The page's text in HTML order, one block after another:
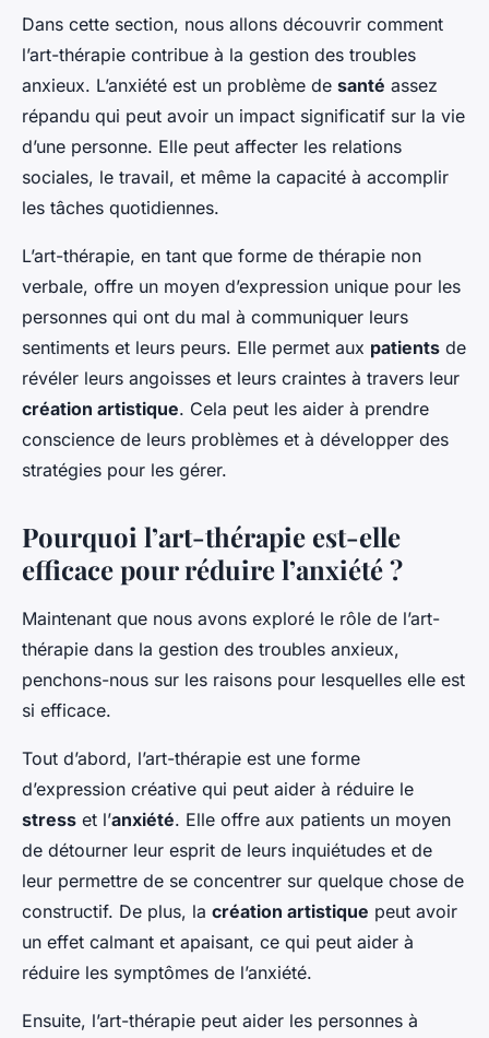
Dans cette section, nous allons découvrir comment
l’art-thérapie contribue à la gestion des troubles
anxieux. L’anxiété est un problème de santé assez
répandu qui peut avoir un impact significatif sur la vie
d’une personne. Elle peut affecter les relations
sociales, le travail, et même la capacité à accomplir
les tâches quotidiennes.
L’art-thérapie, en tant que forme de thérapie non
verbale, offre un moyen d’expression unique pour les
personnes qui ont du mal à communiquer leurs
sentiments et leurs peurs. Elle permet aux patients de
révéler leurs angoisses et leurs craintes à travers leur
création artistique. Cela peut les aider à prendre
conscience de leurs problèmes et à développer des
stratégies pour les gérer.
Pourquoi l’art-thérapie est-elle
efficace pour réduire l’anxiété ?
Maintenant que nous avons exploré le rôle de l’art-
thérapie dans la gestion des troubles anxieux,
penchons-nous sur les raisons pour lesquelles elle est
si efficace.
Tout d’abord, l’art-thérapie est une forme
d’expression créative qui peut aider à réduire le
stress et l’anxiété. Elle offre aux patients un moyen
de détourner leur esprit de leurs inquiétudes et de
leur permettre de se concentrer sur quelque chose de
constructif. De plus, la création artistique peut avoir
un effet calmant et apaisant, ce qui peut aider à
réduire les symptômes de l’anxiété.
Ensuite, l’art-thérapie peut aider les personnes à